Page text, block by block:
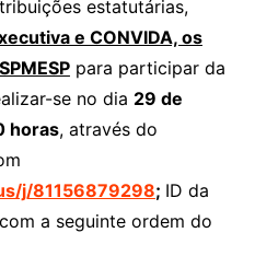
estatutárias,
e CONVIDA, os
para participar da
se no dia 29 de
horas, através do
j/81156879298; ID da
com a seguinte ordem do